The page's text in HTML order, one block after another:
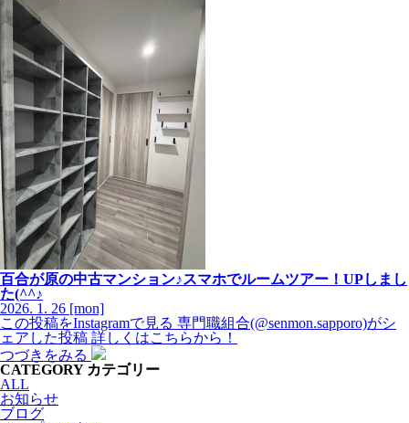
百合が原の中古マンション♪スマホでルームツアー！UPしまし
た(^^♪
2026. 1. 26 [mon]
この投稿をInstagramで見る 専門職組合(@senmon.sapporo)がシ
ェアした投稿 詳しくはこちらから！
つづきをみる
CATEGORY カテゴリー
ALL
お知らせ
ブログ